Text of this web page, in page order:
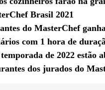
Brasil 2021
do MasterChef
com 1 hora de
de 2022 estão
dos jurados do